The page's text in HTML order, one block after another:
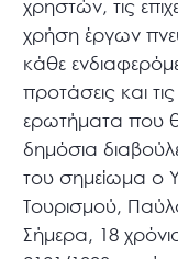
χρηστών, τις
χρήση έργων
κάθε
προτάσεις και
ερωτήματα που
δημόσια
του σημείωμα ο
Τουρισμού,
Σήμερα, 18